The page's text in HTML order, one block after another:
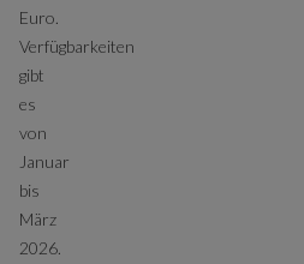
Euro.
Verfügbarkeiten
gibt
es
von
Januar
bis
März
2026.